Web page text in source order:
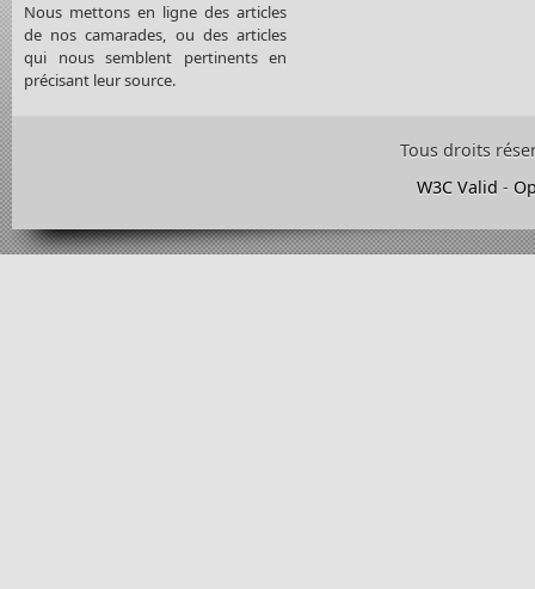
Nous mettons en ligne des articles
de nos camarades, ou des articles
qui nous semblent pertinents en
précisant leur source.
Tous droits
W3C Valid -